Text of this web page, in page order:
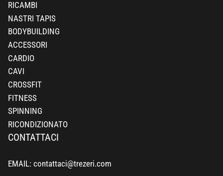
RICAMBI
NASTRI TAPIS
BODYBUILDING
ACCESSORI
CARDIO
CAVI
CROSSFIT
FITNESS
SPINNING
RICONDIZIONATO
CONTATTACI
EMAIL: contattaci@trezeri.com